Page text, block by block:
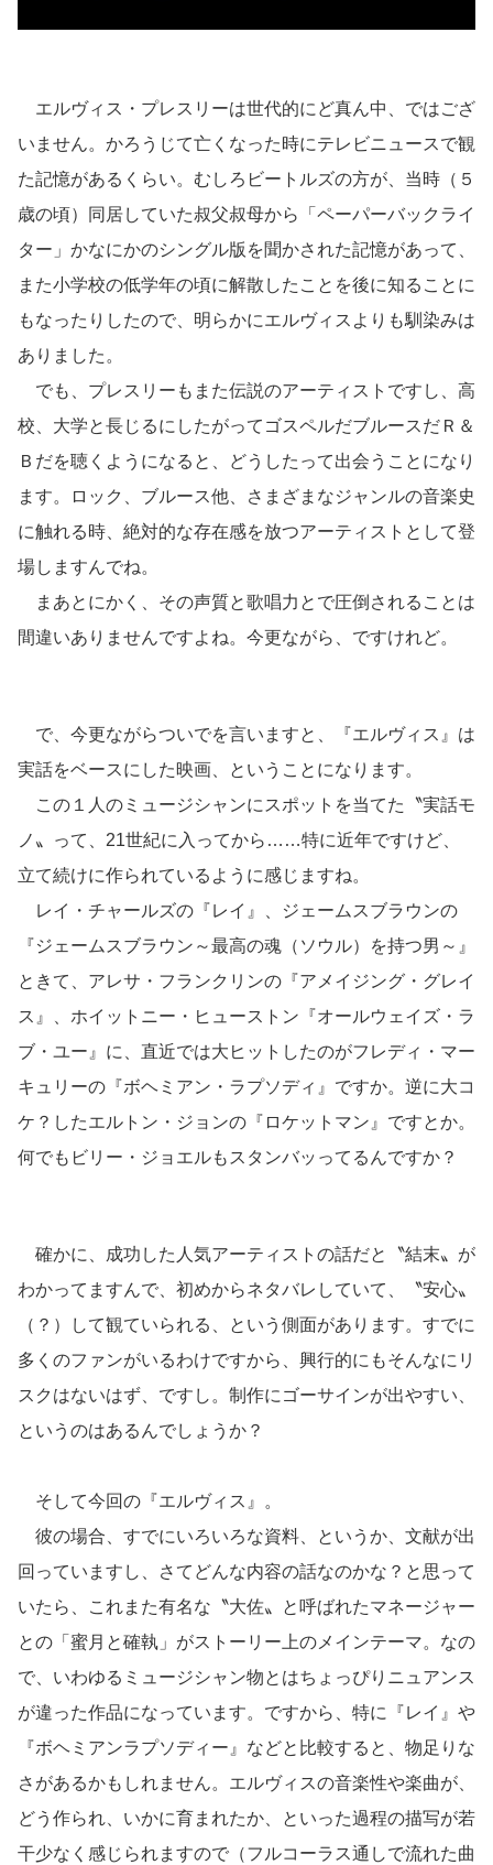
エルヴィス・プレスリーは世代的にど真ん中、ではござ
いません。かろうじて亡くなった時にテレビニュースで観
た記憶があるくらい。むしろビートルズの方が、当時（５
歳の頃）同居していた叔父叔母から「ペーパーバックライ
ター」かなにかのシングル版を聞かされた記憶があって、
また小学校の低学年の頃に解散したことを後に知ることに
もなったりしたので、明らかにエルヴィスよりも馴染みは
ありました。
でも、プレスリーもまた伝説のアーティストですし、高
校、大学と長じるにしたがってゴスペルだブルースだＲ＆
Ｂだを聴くようになると、どうしたって出会うことになり
ます。ロック、ブルース他、さまざまなジャンルの音楽史
に触れる時、絶対的な存在感を放つアーティストとして登
場しますんでね。
まあとにかく、その声質と歌唱力とで圧倒されることは
間違いありませんですよね。今更ながら、ですけれど。
で、今更ながらついでを言いますと、『エルヴィス』は
実話をベースにした映画、ということになります。
この１人のミュージシャンにスポットを当てた〝実話モ
ノ〟って、21世紀に入ってから……特に近年ですけど、
立て続けに作られているように感じますね。
レイ・チャールズの『レイ』、ジェームスブラウンの
『ジェームスブラウン～最高の魂（ソウル）を持つ男～』
ときて、アレサ・フランクリンの『アメイジング・グレイ
ス』、ホイットニー・ヒューストン『オールウェイズ・ラ
ブ・ユー』に、直近では大ヒットしたのがフレディ・マー
キュリーの『ボヘミアン・ラプソディ』ですか。逆に大コ
ケ？したエルトン・ジョンの『ロケットマン』ですとか。
何でもビリー・ジョエルもスタンバッってるんですか？
確かに、成功した人気アーティストの話だと〝結末〟が
わかってますんで、初めからネタバレしていて、〝安心〟
（？）して観ていられる、という側面があります。すでに
多くのファンがいるわけですから、興行的にもそんなにリ
スクはないはず、ですし。制作にゴーサインが出やすい、
というのはあるんでしょうか？
そして今回の『エルヴィス』。
彼の場合、すでにいろいろな資料、というか、文献が出
回っていますし、さてどんな内容の話なのかな？と思って
いたら、これまた有名な〝大佐〟と呼ばれたマネージャー
との「蜜月と確執」がストーリー上のメインテーマ。なの
で、いわゆるミュージシャン物とはちょっぴりニュアンス
が違った作品になっています。ですから、特に『レイ』や
『ボヘミアンラプソディー』などと比較すると、物足りな
さがあるかもしれません。エルヴィスの音楽性や楽曲が、
どう作られ、いかに育まれたか、といった過程の描写が若
干少なく感じられますので（フルコーラス通しで流れた曲